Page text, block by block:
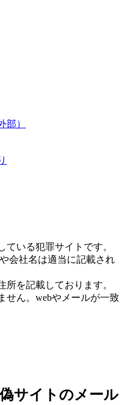
部）
いる犯罪サイトです。
会社名は適当に記載され
を記載しております。
せん。webやメールが一致
サイトのメール